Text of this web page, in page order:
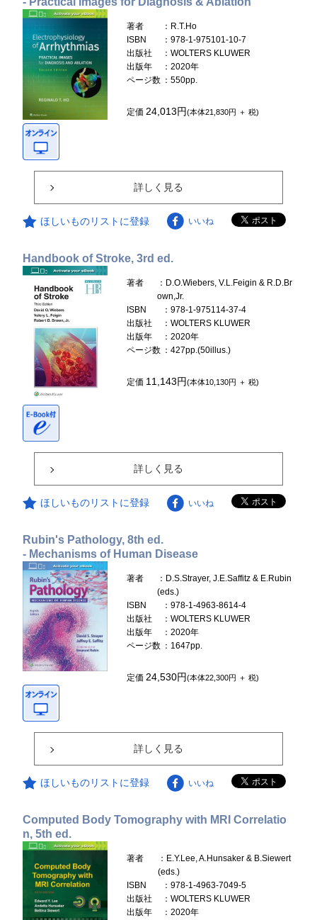
著者
：R.T.Ho
ISBN
：978-1-975101-10-7
出版社
：WOLTERS KLUWER
出版年
：2020年
ページ数 ：550pp.
定価24,013円(本体21,830円 ＋ 税)
詳しく見る
ほしいものリストに登録 いいね
Handbook of Stroke, 3rd ed.
著者
：D.O.Wiebers, V.L.Feigin & R.D.Br
own,Jr.
ISBN
：978-1-975114-37-4
出版社
：WOLTERS KLUWER
出版年
：2020年
ページ数 ：427pp.(50illus.)
定価 11,143円(本体10,130円 ＋ 税)
詳しく見る
ほしいものリストに登録 いいね
Rubin's Pathology, 8th ed.
- Mechanisms of Human Disease
著者
：D.S.Strayer, J.E.Saffitz & E.Rubin
(eds.)
ISBN
：978-1-4963-8614-4
出版社
：WOLTERS KLUWER
出版年
：2020年
ページ数 ：1647pp.
定価24,530円(本体22,300円 ＋ 税)
詳しく見る
ほしいものリストに登録 いいね
Computed Body Tomography with MRI Correlatio
n, 5th ed.
著者
：E.Y.Lee, A.Hunsaker & B.Siewert
(eds.)
ISBN
：978-1-4963-7049-5
出版社
：WOLTERS KLUWER
出版年
：2020年